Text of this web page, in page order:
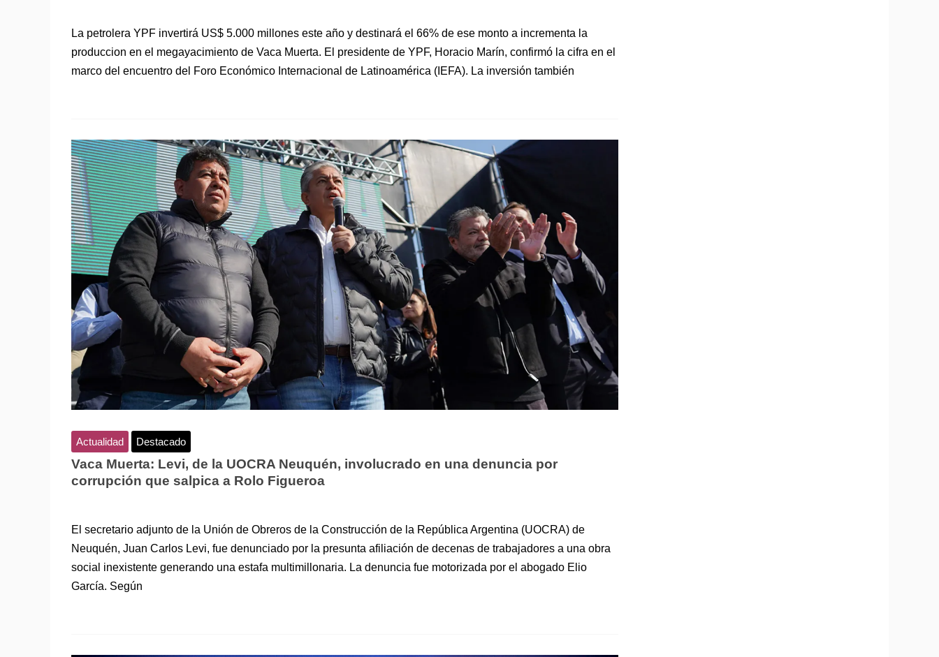
La petrolera YPF invertirá US$ 5.000 millones este año y destinará el 66% de ese monto a incrementa la
produccion en el megayacimiento de Vaca Muerta. El presidente de YPF, Horacio Marín, confirmó la cifra en el
marco del encuentro del Foro Económico Internacional de Latinoamérica (IEFA). La inversión también
Actualidad Destacado
Vaca Muerta: Levi, de la UOCRA Neuquén, involucrado en una denuncia por
corrupción que salpica a Rolo Figueroa
El secretario adjunto de la Unión de Obreros de la Construcción de la República Argentina (UOCRA) de
Neuquén, Juan Carlos Levi, fue denunciado por la presunta afiliación de decenas de trabajadores a una obra
social inexistente generando una estafa multimillonaria. La denuncia fue motorizada por el abogado Elio
García. Según